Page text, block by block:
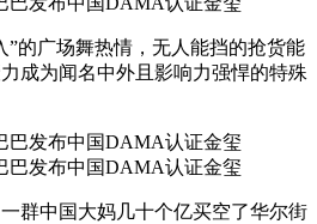
”的广场舞热情，无人能挡的抢货能
成为闻名中外且影响力强悍的特殊
群中国大妈几十个亿买空了华尔街